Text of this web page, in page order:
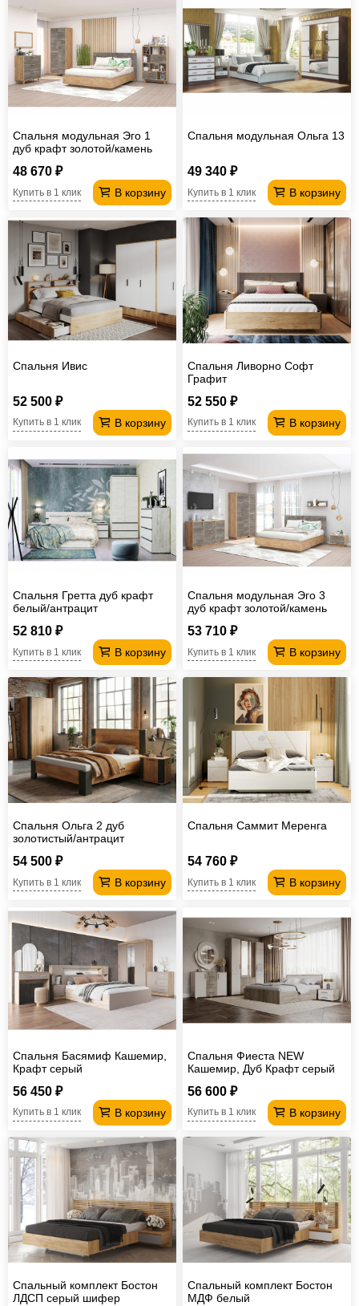
Спальня модульная Эго 1
дуб крафт золотой/камень
48 670 ₽
В корзину
Купить в 1 клик
Спальня модульная Ольга 13
49 340 ₽
В корзину
Купить в 1 клик
Спальня Ивис
52 500 ₽
В корзину
Купить в 1 клик
Спальня Ливорно Софт
Графит
52 550 ₽
В корзину
Купить в 1 клик
Спальня Гретта дуб крафт
белый/антрацит
52 810 ₽
В корзину
Купить в 1 клик
Спальня модульная Эго 3
дуб крафт золотой/камень
53 710 ₽
В корзину
Купить в 1 клик
Спальня Ольга 2 дуб
золотистый/антрацит
54 500 ₽
В корзину
Купить в 1 клик
Спальня Саммит Меренга
54 760 ₽
В корзину
Купить в 1 клик
Спальня Басямиф Кашемир,
Крафт серый
56 450 ₽
В корзину
Купить в 1 клик
Спальня Фиеста NEW
Кашемир, Дуб Крафт серый
56 600 ₽
В корзину
Купить в 1 клик
Спальный комплект Бостон
ЛДСП серый шифер
Спальный комплект Бостон
МДФ белый